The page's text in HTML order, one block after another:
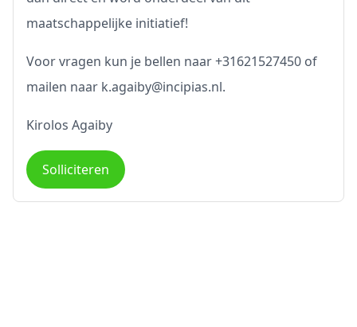
maatschappelijke initiatief!
Voor vragen kun je bellen naar +31621527450 of
mailen naar k.agaiby@incipias.nl.
Kirolos Agaiby
Solliciteren